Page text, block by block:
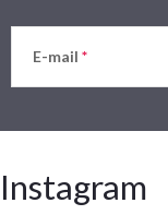
E-mail
Instagram